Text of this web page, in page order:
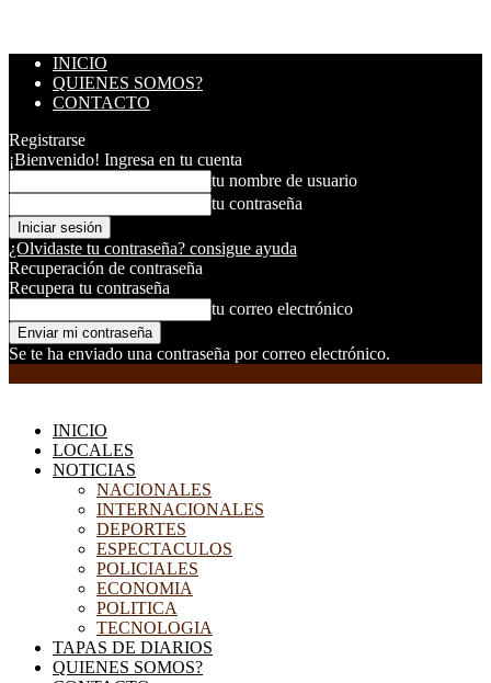
INICIO
QUIENES SOMOS?
CONTACTO
Registrarse
¡Bienvenido! Ingresa en tu cuenta
tu nombre de usuario
tu contraseña
¿Olvidaste tu contraseña? consigue ayuda
Recuperación de contraseña
Recupera tu contraseña
tu correo electrónico
Se te ha enviado una contraseña por correo electrónico.
INICIO
LOCALES
NOTICIAS
NACIONALES
INTERNACIONALES
DEPORTES
ESPECTACULOS
POLICIALES
ECONOMIA
POLITICA
TECNOLOGIA
TAPAS DE DIARIOS
QUIENES SOMOS?